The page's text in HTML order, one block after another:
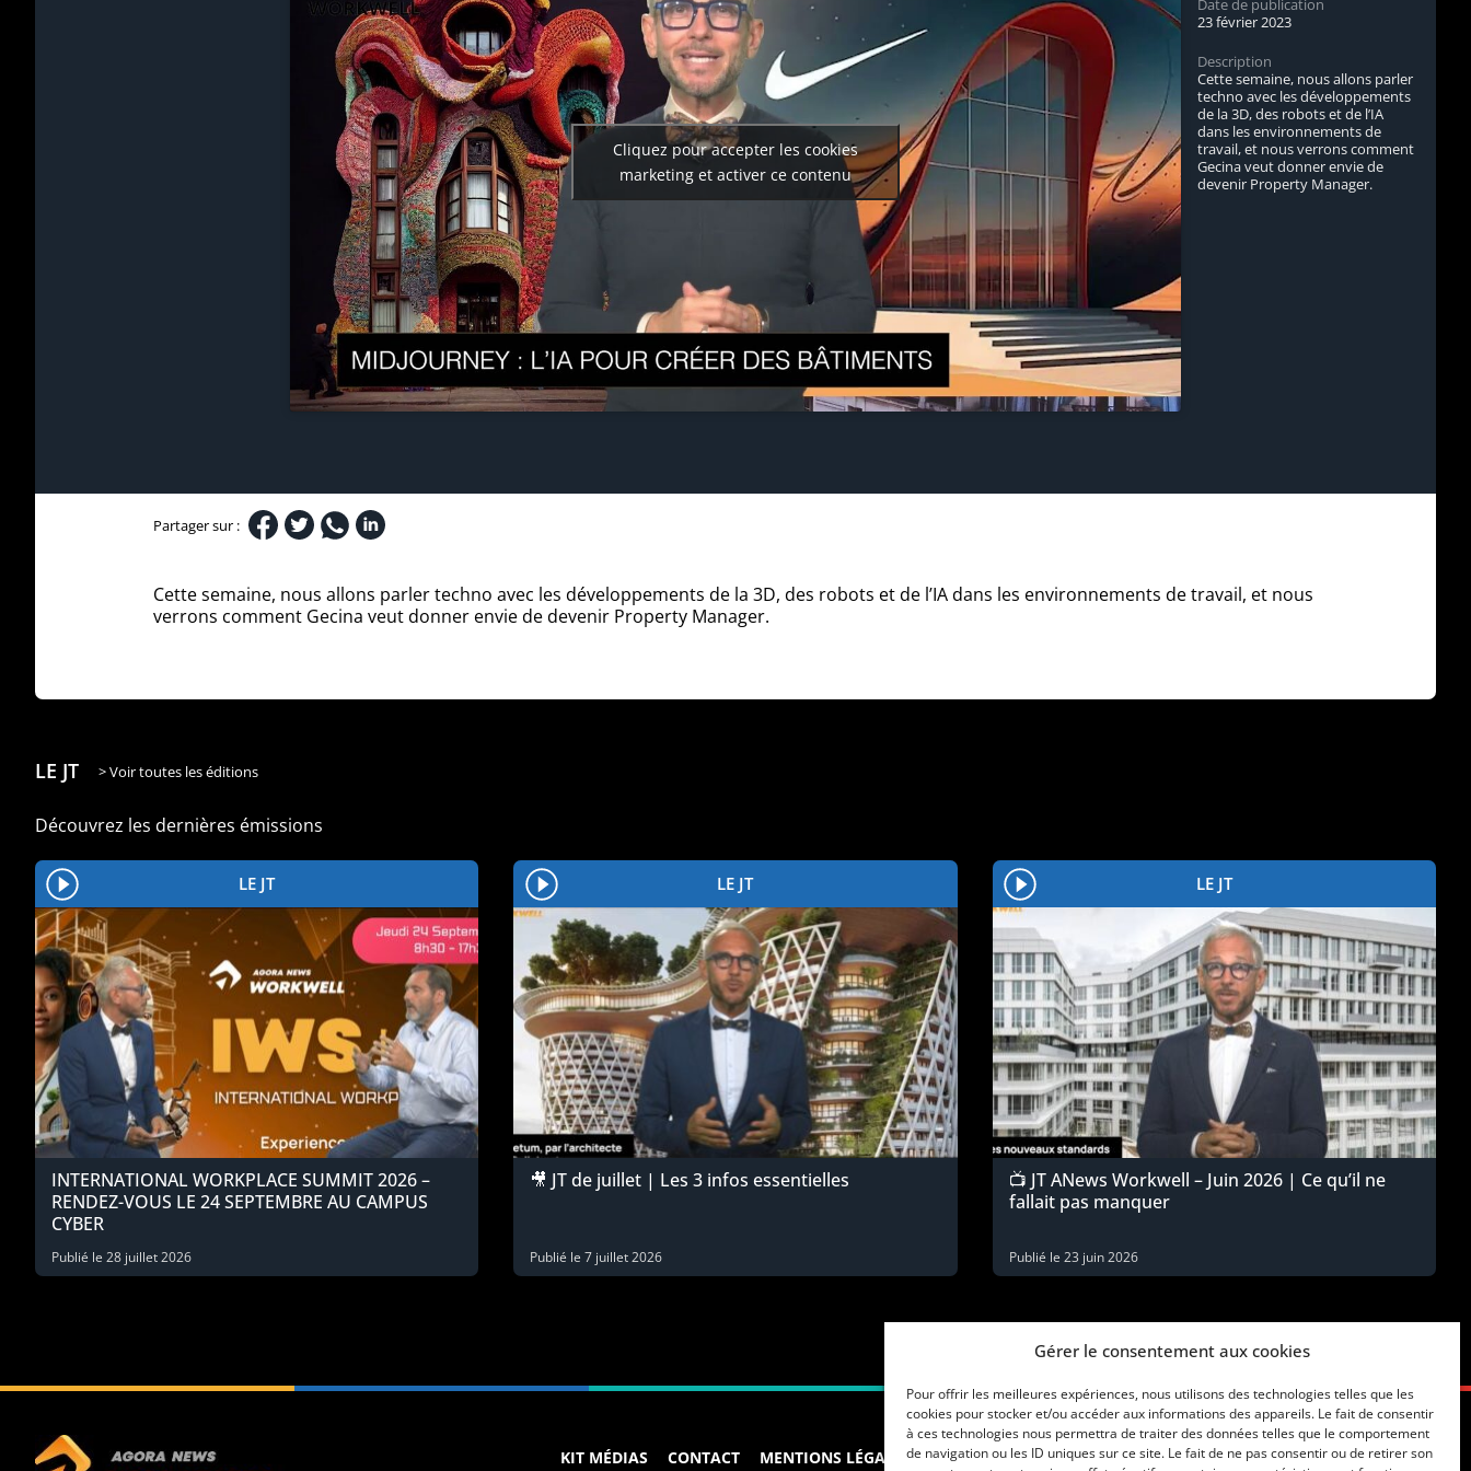
Gérer le consentement aux cookies
Pour offrir les meilleures expériences, nous utilisons des technologies telles que les
cookies pour stocker et/ou accéder aux informations des appareils. Le fait de consentir
à ces technologies nous permettra de traiter des données telles que le comportement
de navigation ou les ID uniques sur ce site. Le fait de ne pas consentir ou de retirer son
Cliquez pour accepter les cookies
marketing et activer ce contenu
Date de publication
23 février 2023
Description
Cette semaine, nous allons parler
techno avec les développements
de la 3D, des robots et de l’IA
dans les environnements de
travail, et nous verrons comment
Gecina veut donner envie de
devenir Property Manager.
Partager sur :
Cette semaine, nous allons parler techno avec les développements de la 3D, des robots et de l’IA dans les environnements de travail, et nous
verrons comment Gecina veut donner envie de devenir Property Manager.
LE JT > Voir toutes les éditions
Découvrez les dernières émissions
LE JT
INTERNATIONAL WORKPLACE SUMMIT 2026 –
RENDEZ-VOUS LE 24 SEPTEMBRE AU CAMPUS
CYBER
Publié le 28 juillet 2026
LE JT
🎥 JT de juillet | Les 3 infos essentielles
Publié le7 juillet 2026
LE JT
📺 JT ANews Workwell – Juin 2026 | Ce qu’il ne
fallait pas manquer
Publié le 23 juin 2026
KIT MÉDIAS CONTACT MENTIONS LÉGALES